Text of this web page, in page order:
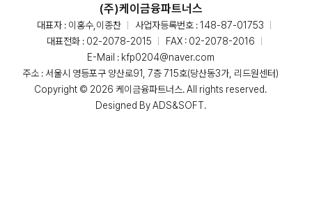
(주)케이금융파트너스
대표자 : 이홍수,이종찬
사업자등록번호 : 148-87-01753
대표전화 : 02-2078-2015
FAX : 02-2078-2016
E-Mail : kfp0204@naver.com
주소 : 서울시 영등포구 양산로91, 7층 715호(당산동3가, 리드원센터)
Copyright © 2026 케이금융파트너스. All rights reserved.
Designed ByADS&SOFT.